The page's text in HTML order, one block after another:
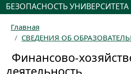
БЕЗОПАСНОСТЬ УНИВЕРСИТЕТА
Главная
СВЕДЕНИЯ ОБ
Финансово-